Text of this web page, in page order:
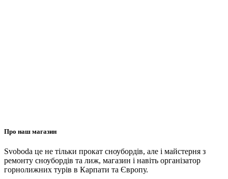
Про наш магазин
Svoboda це не тільки прокат сноубордів, але і майстерня з
ремонту сноубордів та лиж, магазин і навіть організатор
горнолижних турів в Карпати та Європу.